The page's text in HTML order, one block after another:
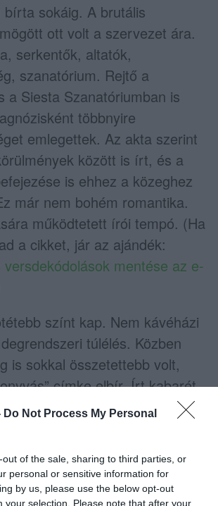
Do Not Process My Personal
out of the sale, sharing to third parties, or
personal or sensitive information for
by us, please use the below opt-out
your selection. Please note that after your
bírta sokáig. A brutális
ott volt a szervezet ára.
serkentők, altatók,
szanatórium. Rejtő a
a Siesta Szanatóriumban is
többnyire
emlegettek. Az akta szerint
között is írt, és a
is ehhez a közeghez
már nem bohém romantika.
működtetett írói tempó. (Ha
a cikket, jár az ajándék:
versdekódolások mentése az e-
színt kap. Nem kávéházi
túlélés. Közben
is sokkal összetettebb volt,
címke elbír. Írt kabarét,
kalandregényt,
A műfajokat nem
kalandot, az angolszász
helyszínt, majd belülről